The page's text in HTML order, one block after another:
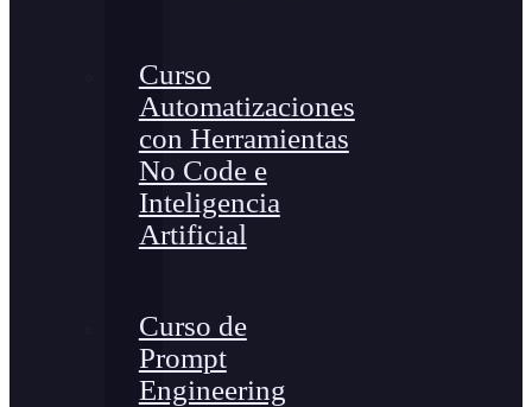
Curso
Automatizaciones
con Herramientas
No Code e
Inteligencia
Artificial
Curso de
Prompt
Engineering